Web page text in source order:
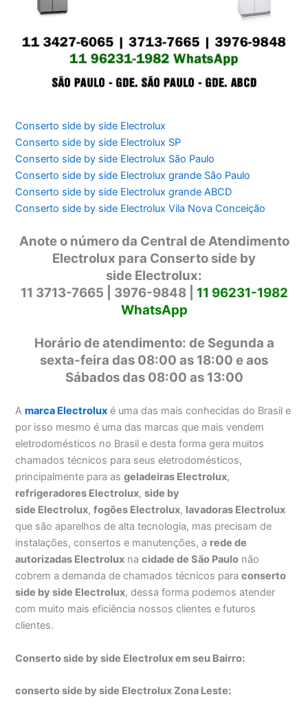
Conserto side by side Electrolux
Conserto side by side Electrolux SP
Conserto side by side Electrolux São Paulo
Conserto side by side Electrolux grande São Paulo
Conserto side by side Electrolux grande ABCD
Conserto side by side Electrolux Vila Nova Conceição
Anote o número da Central de Atendimento
Electrolux para Conserto side by
side Electrolux:
11 3713-7665 | 3976-9848 | 11 96231-1982
WhatsApp
Horário de atendimento: de Segunda a
sexta-feira das 08:00 as 18:00 e aos
Sábados das 08:00 as 13:00
Amarca Electrolux é uma das mais conhecidas do Brasil e
por isso mesmo é uma das marcas que mais vendem
eletrodomésticos no Brasil e desta forma gera muitos
chamados técnicos para seus eletrodomésticos,
principalmente para asgeladeiras Electrolux,
refrigeradores Electrolux,side by
side Electrolux,fogões Electrolux, lavadoras Electrolux
que são aparelhos de alta tecnologia, mas precisam de
instalações, consertos e manutenções, a rede de
autorizadas Electrolux nacidade de São Paulo não
cobrem a demanda de chamados técnicos paraconserto
side by side Electrolux, dessa forma podemos atender
com muito mais eficiência nossos clientes e futuros
clientes.
Conserto side by side Electrolux em seu Bairro:
conserto side by side Electrolux Zona Leste: